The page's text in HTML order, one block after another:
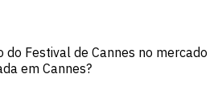
do Festival de Cannes no mercado
em Cannes?